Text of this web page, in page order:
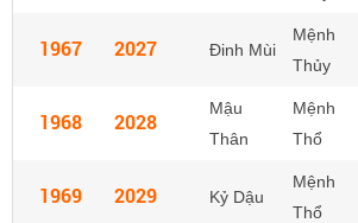
1967 2027 Đinh Mùi
Mệnh
Thủy
1968 2028
Mậu
Thân
Mệnh
Thổ
1969 2029 Kỷ Dậu
Mệnh
Thổ